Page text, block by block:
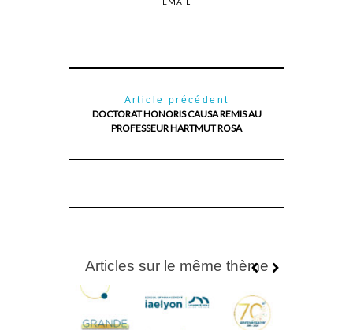
Article précédent
DOCTORAT HONORIS CAUSA REMIS AU
PROFESSEUR HARTMUT ROSA
Articles sur le même thème